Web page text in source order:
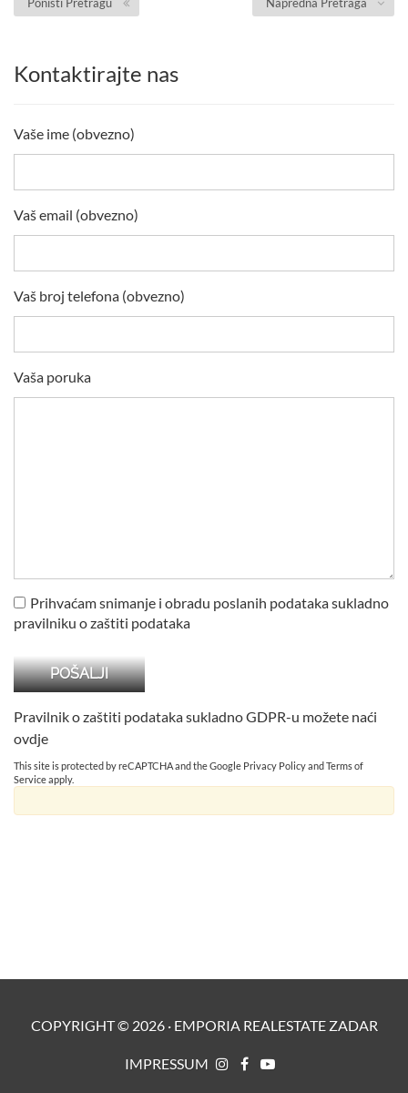
Kontaktirajte nas
Vaše ime (obvezno)
Vaš email (obvezno)
Vaš broj telefona (obvezno)
Vaša poruka
Prihvaćam snimanje i obradu poslanih podataka sukladno
pravilniku o zaštiti podataka
Pravilnik o zaštiti podataka sukladno GDPR-u možete naći
ovdje
This site is protected by reCAPTCHA and the Google Privacy PolicyandTerms of
Serviceapply.
COPYRIGHT © 2026· EMPORIA REALESTATE ZADAR
IMPRESSUM